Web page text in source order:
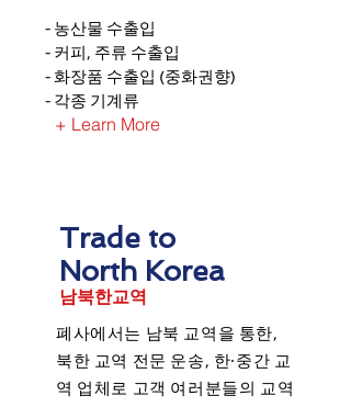
+ Learn More
​- 농산물 수출입
- 커피, 주류 수출입
- 화장품 수출입 (중화권향)
- 각종 기계류
Trade to
North Korea
​남북한교역
폐사에서는 남북 교역을 통한,
북한 교역 전문 운송, 한·중간 교
역 업체로 고객 여러분들의 교역